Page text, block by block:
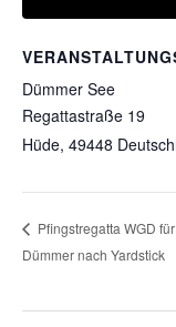
Dümmer See
Regattastraße 19
Hüde, 49448
Pfingstregatta WGD
Dümmer nach Yardstick